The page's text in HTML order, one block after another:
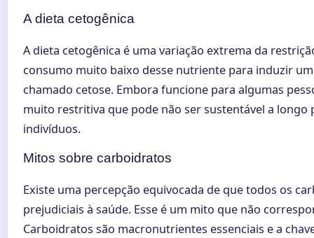
A dieta cetogênica
A dieta cetogênica é uma variação extrema da
consumo muito baixo desse nutriente para induzir
chamado cetose. Embora funcione para algumas
muito restritiva que pode não ser sustentável a longo
indivíduos.
Mitos sobre carboidratos
Existe uma percepção equivocada de que todos os
prejudiciais à saúde. Esse é um mito que não
Carboidratos são macronutrientes essenciais e a